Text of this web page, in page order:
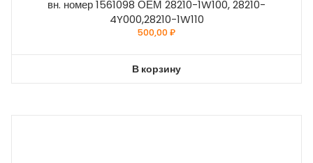
вн. номер 1561098 ОЕМ 28210-1W100, 28210-
4Y000,28210-1W110
500,00₽
В корзину